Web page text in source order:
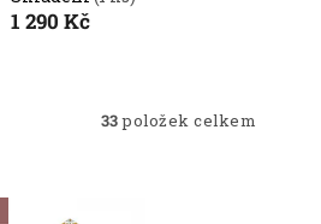
1 290 Kč
33položek celkem